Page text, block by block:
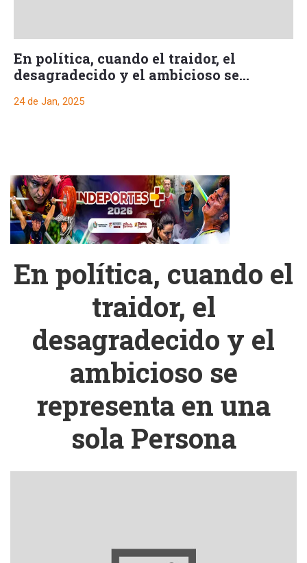
En política, cuando el traidor, el
desagradecido y el ambicioso se
24 de Jan, 2025
En política, cuando el
traidor, el
desagradecido y el
ambicioso se
representa en una
sola Persona